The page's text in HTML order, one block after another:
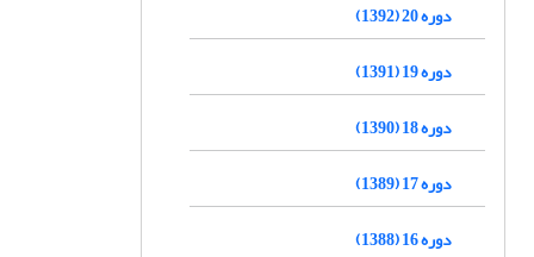
دوره 20 (1392)
دوره 19 (1391)
دوره 18 (1390)
دوره 17 (1389)
دوره 16 (1388)